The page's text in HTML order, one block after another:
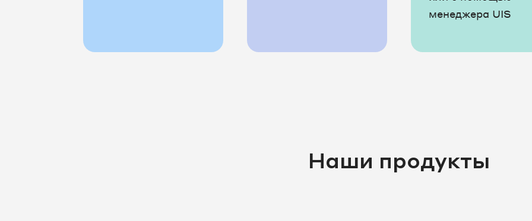
менеджера UIS
Наши продукты